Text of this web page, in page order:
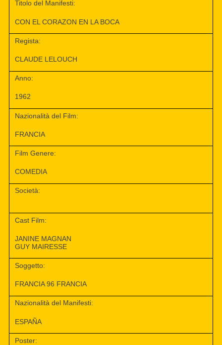
Titolo del Manifesti:
CON EL CORAZON EN LA BOCA
Regista:
CLAUDE LELOUCH
Anno:
1962
Nazionalità del Film:
FRANCIA
Film Genere:
COMEDIA
Società:
Cast Film:
JANINE MAGNAN
GUY MAIRESSE
Soggetto:
FRANCIA 96 FRANCIA
Nazionalità del Manifesti:
ESPAÑA
Poster: